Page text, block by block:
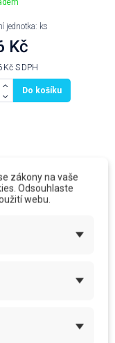
jednotka: ks
Kč
Kč S DPH
Do košíku
zákony na vaše
Odsouhlaste
webu.